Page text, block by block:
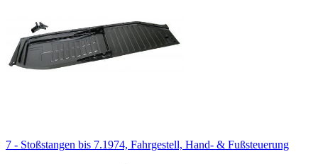
7 - Stoßstangen bis 7.1974, Fahrgestell, Hand- & Fußsteuerung